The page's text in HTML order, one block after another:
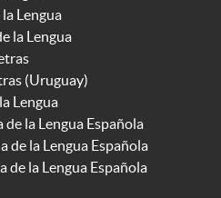
Lengua
la Lengua
(Uruguay)
Lengua
la Lengua Española
de la Lengua Española
de la Lengua Española